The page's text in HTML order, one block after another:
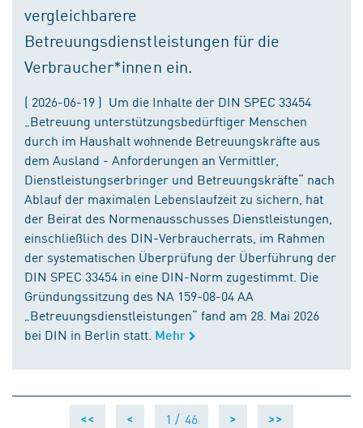
vergleichbarere
Betreuungsdienstleistungen für die
Verbraucher*innen ein.
( 2026-06-19 ) Um die Inhalte der DIN SPEC 33454
„Betreuung unterstützungsbedürftiger Menschen
durch im Haushalt wohnende Betreuungskräfte aus
dem Ausland - Anforderungen an Vermittler,
Dienstleistungserbringer und Betreuungskräfte“ nach
Ablauf der maximalen Lebenslaufzeit zu sichern, hat
der Beirat des Normenausschusses Dienstleistungen,
einschließlich des DIN-Verbraucherrats, im Rahmen
der systematischen Überprüfung der Überführung der
DIN SPEC 33454 in eine DIN-Norm zugestimmt. Die
Gründungssitzung des NA 159-08-04 AA
„Betreuungsdienstleistungen“ fand am 28. Mai 2026
bei DIN in Berlin statt. Mehr
<< < 1 / 46 > >>